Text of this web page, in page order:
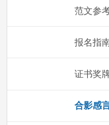
范文参
报名指
证书奖
合影感